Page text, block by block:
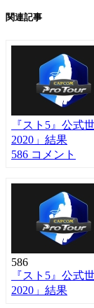
関連記事
『スト5』公式
2020」結果
586 コメント
586
『スト5』公式
2020」結果